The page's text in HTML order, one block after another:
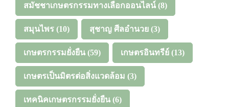
สมัชชาเกษตรกรรมทางเลือกออนไลน์ (8)
สมุนไพร (10) สุชาญ ศีลอำนวย (3)
เกษตรกรรมยั่งยืน (59) เกษตรอินทรีย์ (13)
เกษตรเป็นมิตรต่อสิ่งแวดล้อม (3)
เทคนิคเกษตรกรรมยั่งยืน (6)